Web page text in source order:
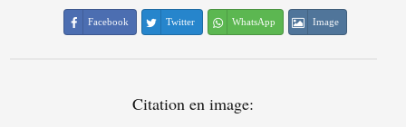
Facebook Twitter WhatsApp Image
Citation en image: